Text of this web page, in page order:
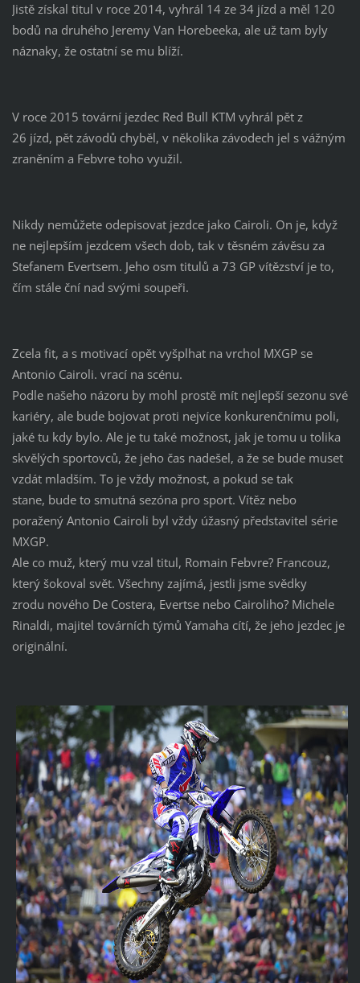
Jistě získal titul v roce 2014, vyhrál 14 ze 34 jízd a měl 120
bodů na druhého Jeremy Van Horebeeka, ale už tam byly
náznaky, že ostatní se mu blíží.
V roce 2015 tovární jezdec Red Bull KTM vyhrál pět z
26 jízd, pět závodů chyběl, v několika závodech jel s vážným
zraněním a Febvre toho využil.
Nikdy nemůžete odepisovat jezdce jako Cairoli. On je, když
ne nejlepším jezdcem všech dob, tak v těsném závěsu za
Stefanem Evertsem. Jeho osm titulů a 73 GP vítězství je to,
čím stále ční nad svými soupeři.
Zcela fit, a s motivací opět vyšplhat na vrchol MXGP se
Antonio Cairoli. vrací na scénu.
Podle našeho názoru by mohl prostě mít nejlepší sezonu své
kariéry, ale bude bojovat proti nejvíce konkurenčnímu poli,
jaké tu kdy bylo. Ale je tu také možnost, jak je tomu u tolika
skvělých sportovců, že jeho čas nadešel, a že se bude muset
vzdát mladším. To je vždy možnost, a pokud se tak
stane, bude to smutná sezóna pro sport. Vítěz nebo
poražený Antonio Cairoli byl vždy úžasný představitel série
MXGP.
Ale co muž, který mu vzal titul, Romain Febvre? Francouz,
který šokoval svět. Všechny zajímá, jestli jsme svědky
zrodu nového De Costera, Evertse nebo Cairoliho? Michele
Rinaldi, majitel továrních týmů Yamaha cítí, že jeho jezdec je
originální.